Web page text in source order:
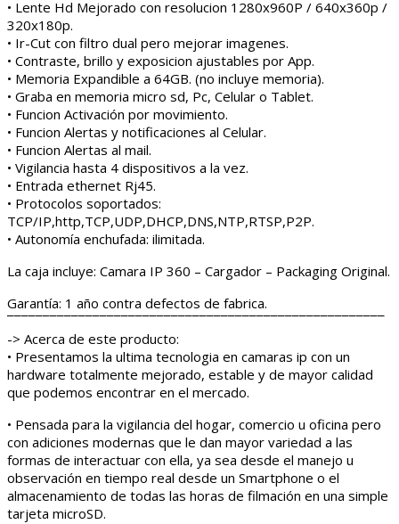
• Lente Hd Mejorado con resolucion 1280x960P / 640x360p /
320x180p.
• Ir-Cut con filtro dual pero mejorar imagenes.
• Contraste, brillo y exposicion ajustables por App.
• Memoria Expandible a 64GB. (no incluye memoria).
• Graba en memoria micro sd, Pc, Celular o Tablet.
• Funcion Activación por movimiento.
• Funcion Alertas y notificaciones al Celular.
• Funcion Alertas al mail.
• Vigilancia hasta 4 dispositivos a la vez.
• Entrada ethernet Rj45.
• Protocolos soportados:
TCP/IP,http,TCP,UDP,DHCP,DNS,NTP,RTSP,P2P.
• Autonomía enchufada: ilimitada.
La caja incluye: Camara IP 360 – Cargador – Packaging Original.
Garantía: 1 año contra defectos de fabrica.
¯¯¯¯¯¯¯¯¯¯¯¯¯¯¯¯¯¯¯¯¯¯¯¯¯¯¯¯¯¯¯¯¯¯¯¯¯¯¯¯¯¯¯¯¯¯¯¯¯¯¯¯¯
-> Acerca de este producto:
• Presentamos la ultima tecnologia en camaras ip con un
hardware totalmente mejorado, estable y de mayor calidad
que podemos encontrar en el mercado.
• Pensada para la vigilancia del hogar, comercio u oficina pero
con adiciones modernas que le dan mayor variedad a las
formas de interactuar con ella, ya sea desde el manejo u
observación en tiempo real desde un Smartphone o el
almacenamiento de todas las horas de filmación en una simple
tarjeta microSD.